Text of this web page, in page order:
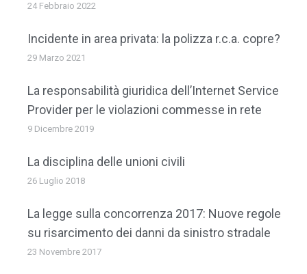
24 Febbraio 2022
Incidente in area privata: la polizza r.c.a. copre?
29 Marzo 2021
La responsabilità giuridica dell’Internet Service
Provider per le violazioni commesse in rete
9 Dicembre 2019
La disciplina delle unioni civili
26 Luglio 2018
La legge sulla concorrenza 2017: Nuove regole
su risarcimento dei danni da sinistro stradale
23 Novembre 2017